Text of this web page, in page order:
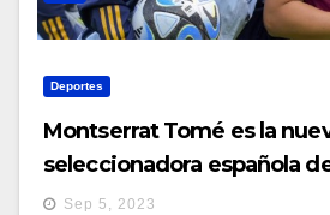
Deportes
Montserrat Tomé es la
seleccionadora española
femenino
Sep 5, 2023